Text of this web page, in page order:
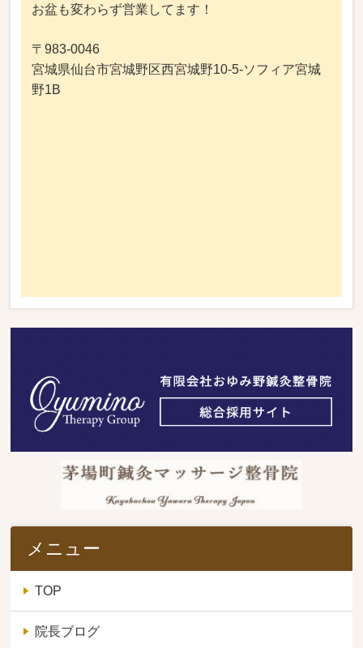
お盆も変わらず営業してます！
〒983-0046
宮城県仙台市宮城野区西宮城野10-5-ソフィア宮城
野1B
メニュー
TOP
院長ブログ